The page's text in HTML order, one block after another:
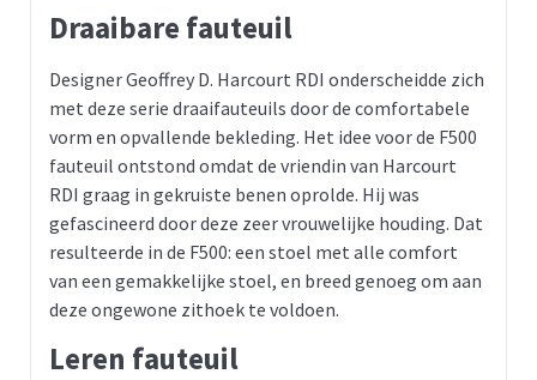
Draaibare fauteuil
Designer Geoffrey D. Harcourt RDI onderscheidde zich
met deze serie draaifauteuils door de comfortabele
vorm en opvallende bekleding. Het idee voor de F500
fauteuil ontstond omdat de vriendin van Harcourt
RDI graag in gekruiste benen oprolde. Hij was
gefascineerd door deze zeer vrouwelijke houding. Dat
resulteerde in de F500: een stoel met alle comfort
van een gemakkelijke stoel, en breed genoeg om aan
deze ongewone zithoek te voldoen.
Leren fauteuil